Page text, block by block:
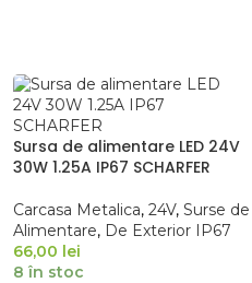
Sursa de alimentare LED 24V
30W 1.25A IP67 SCHARFER
Carcasa Metalica, 24V, Surse de
Alimentare, De Exterior IP67
66,00 lei
8 în stoc